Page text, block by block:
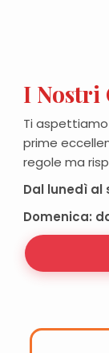
I Nostri
Ti
prime
regole ma
Dal lunedì al
Domenica: